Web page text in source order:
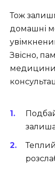
Тож
домашні
Звісно,
медицини
Теплий